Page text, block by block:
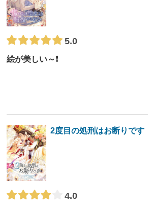
5.0
絵が美しい～❗️
2度目の処刑はお断りです
4.0